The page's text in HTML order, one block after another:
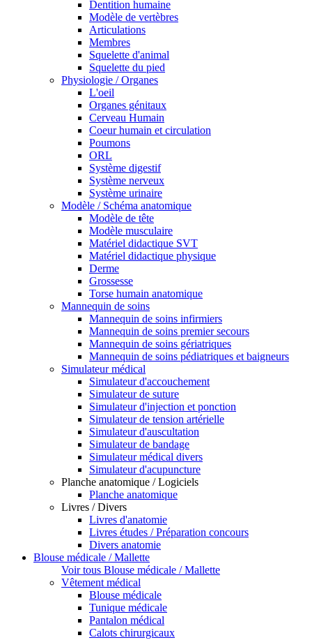
Dentition humaine
Modèle de vertèbres
Articulations
Membres
Squelette d'animal
Squelette du pied
Physiologie / Organes
L'oeil
Organes génitaux
Cerveau Humain
Coeur humain et circulation
Poumons
ORL
Système digestif
Système nerveux
Système urinaire
Modèle / Schéma anatomique
Modèle de tête
Modèle musculaire
Matériel didactique SVT
Matériel didactique physique
Derme
Grossesse
Torse humain anatomique
Mannequin de soins
Mannequin de soins infirmiers
Mannequin de soins premier secours
Mannequin de soins gériatriques
Mannequin de soins pédiatriques et baigneurs
Simulateur médical
Simulateur d'accouchement
Simulateur de suture
Simulateur d'injection et ponction
Simulateur de tension artérielle
Simulateur d'auscultation
Simulateur de bandage
Simulateur médical divers
Simulateur d'acupuncture
Planche anatomique / Logiciels
Planche anatomique
Livres / Divers
Livres d'anatomie
Livres études / Préparation concours
Divers anatomie
Blouse médicale / Mallette
Voir tous Blouse médicale / Mallette
Vêtement médical
Blouse médicale
Tunique médicale
Pantalon médical
Calots chirurgicaux